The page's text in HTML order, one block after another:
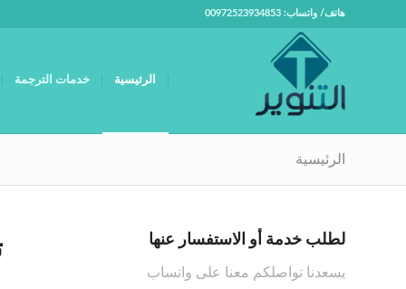
هاتف/ واتساب: 00972523934853
الرئيسية خدمات الترجمة
الرئيسية
لطلب خدمة أو الاستفسار عنها
يسعدنا تواصلكم معنا على واتساب